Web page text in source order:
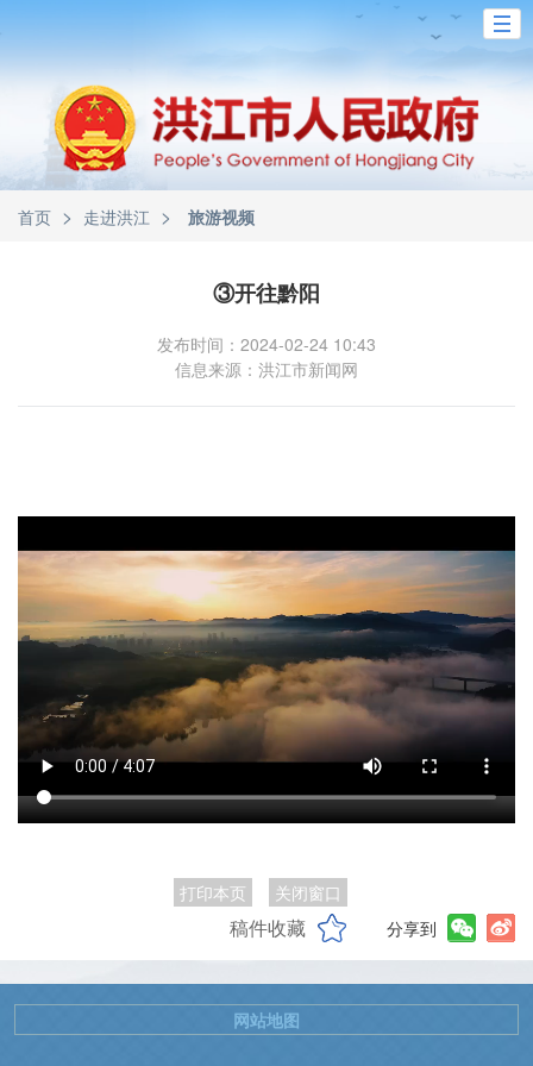
首页 > 走进洪江 > 旅游视频
③开往黔阳
发布时间：2024-02-24 10:43
信息来源：洪江市新闻网
打印本页 关闭窗口
稿件收藏 分享到
网站地图